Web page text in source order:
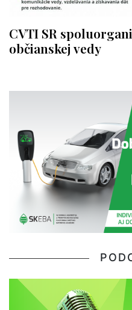
CVTI SR
občianskej vedy